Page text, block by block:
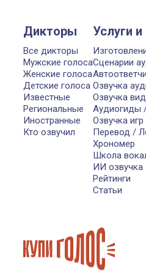
Дикторы
Все дикторы
Мужские голоса
Женские голоса
Детские голоса
Известные
Региональные
Иностранные
Кто озвучил
Услуги
Сценарии
Озвучка
Озвучка
Аудиогиды
Озвучка игр
Перевод /
Хрономер
Школа
ИИ озвучка
Рейтинги
Статьи